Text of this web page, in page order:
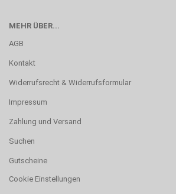
MEHR ÜBER...
AGB
Kontakt
Widerrufsrecht & Widerrufsformular
Impressum
Zahlung und Versand
Suchen
Gutscheine
Cookie Einstellungen